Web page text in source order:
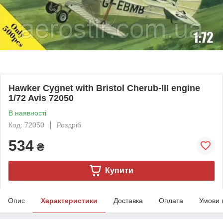
Hawker Cygnet with Bristol Cherub-III engine
1/72 Avis 72050
В наявності
Код: 72050
Роздріб
534 ₴
Купити
Опис Характеристики Доставка Оплата Умови